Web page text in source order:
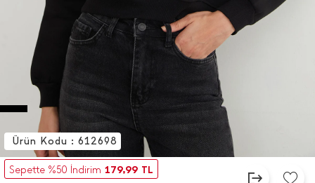
Sepette %50 İndirim 179,99 TL
Ürün Kodu : 612698